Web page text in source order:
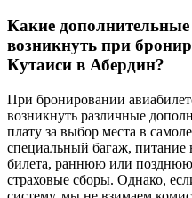
Какие
возникнуть при
Кутаиси в Абердин?
При бронировании
возникнуть различные
плату за выбор места в
специальный багаж, питание
билета, раннюю или позднюю
страховые сборы. Однако,